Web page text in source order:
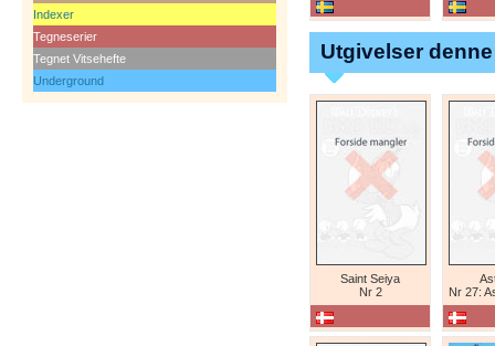
Indexer
Tegneserier
Tegnet Vitsehefte
Underground
Utgivelser
Saint Seiya
Nr 2
Nr 27: